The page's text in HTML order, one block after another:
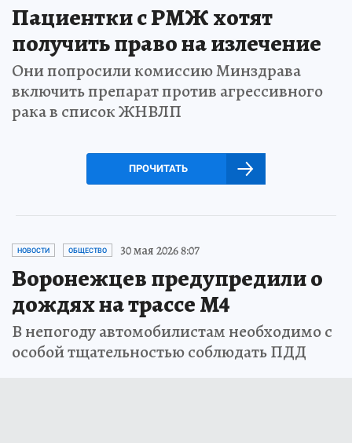
Пациентки с РМЖ хотят
получить право на излечение
Они попросили комиссию Минздрава
включить препарат против агрессивного
рака в список ЖНВЛП
ПРОЧИТАТЬ
НОВОСТИ ОБЩЕСТВО 30 мая 2026 8:07
Воронежцев предупредили о
дождях на трассе М4
В непогоду автомобилистам необходимо с
особой тщательностью соблюдать ПДД